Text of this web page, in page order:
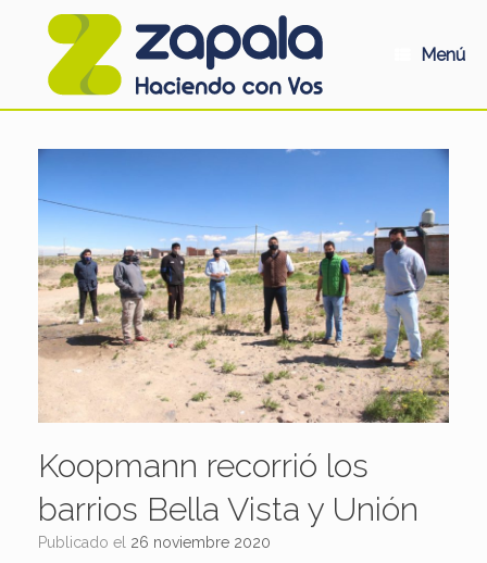
Menú
Koopmann recorrió los
barrios Bella Vista y Unión
Publicado el 26 noviembre 2020